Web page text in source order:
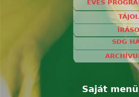
ÉVES
SDG
Saját menü